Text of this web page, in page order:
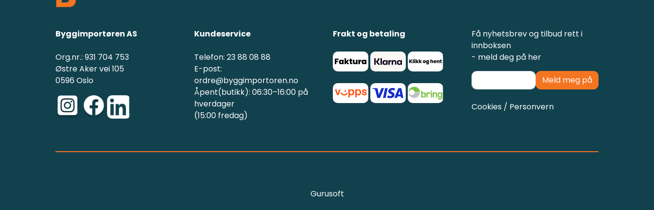
Frakt og betaling
Få nyhetsbrev og tilbud rett i
innboksen
- meld deg på her
Meld meg på
Cookies / Personvern
Kundeservice
Telefon: 23 88 08 88
E-post:
ordre@byggimportoren.no
Åpent(butikk): 06:30–16:00 på
hverdager
(15:00 fredag)
Byggimportøren AS
Org.nr.: 931 704 753
Østre Aker vei 105
0596 Oslo
Gurusoft